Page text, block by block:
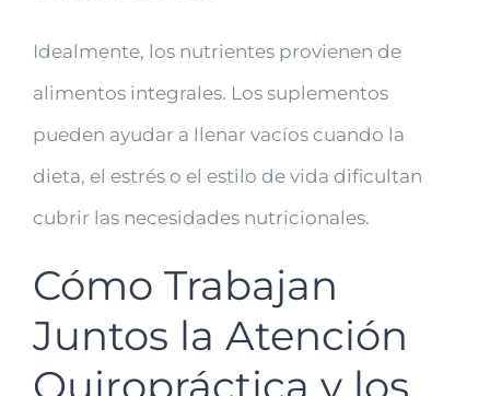
Idealmente, los nutrientes provienen de
alimentos integrales. Los suplementos
pueden ayudar a llenar vacíos cuando la
dieta, el estrés o el estilo de vida dificultan
cubrir las necesidades nutricionales.
Cómo Trabajan
Juntos la Atención
Quiropráctica y los